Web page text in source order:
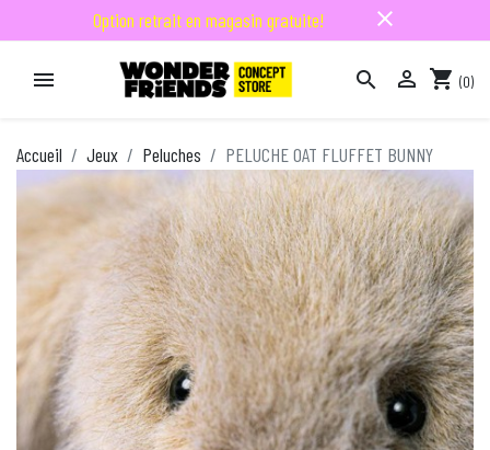
Option retrait en magasin gratuite! close
   shopping_cart (0)
Accueil Jeux Peluches PELUCHE OAT FLUFFET BUNNY